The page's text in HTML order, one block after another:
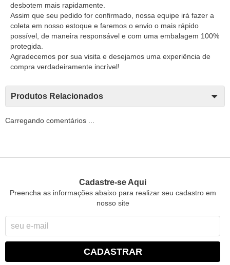
desbotem mais rapidamente.
Assim que seu pedido for confirmado, nossa equipe irá fazer a
coleta em nosso estoque e faremos o envio o mais rápido
possível, de maneira responsável e com uma embalagem 100%
protegida.
Agradecemos por sua visita e desejamos uma experiência de
compra verdadeiramente incrível!
Produtos Relacionados
Carregando comentários ...
Cadastre-se Aqui
Preencha as informações abaixo para realizar seu cadastro em
nosso site
CADASTRAR